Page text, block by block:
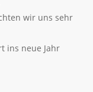
wir uns sehr
ins neue Jahr